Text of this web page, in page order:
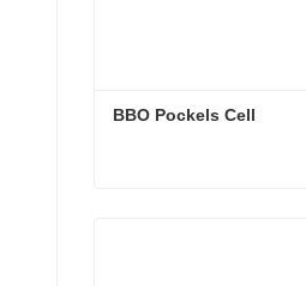
BBO Pockels Cell